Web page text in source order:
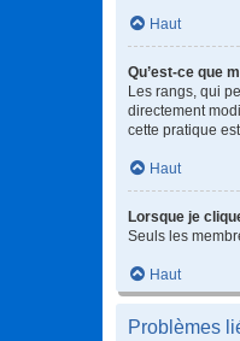
Haut
Qu’est-ce que
Les rangs, qui
directement
cette pratique
Haut
Lorsque je
Seuls les
Haut
Problèmes